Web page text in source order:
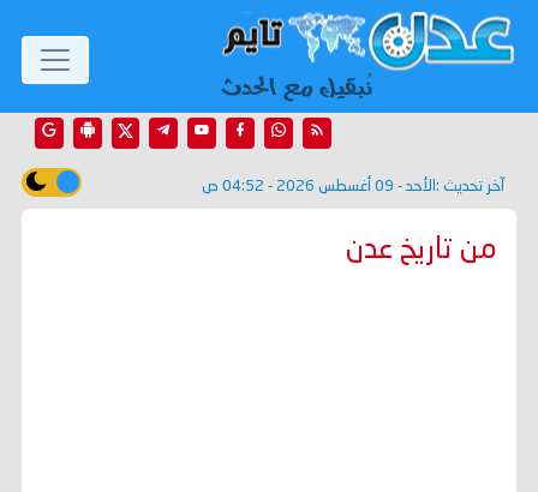
آخر تحديث : الأحد - 09 أغسطس 2026 - 04:52 ص
من تاريخ عدن